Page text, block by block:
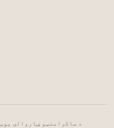
2026 د ساکرامنټو ښاروالۍ